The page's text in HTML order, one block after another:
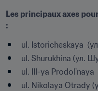
Les principaux axes
:
ul. Istoricheskaya
ul. Shurukhina (ул.
ul. III-ya Prodol'naya
ul. Nikolaya Otrady